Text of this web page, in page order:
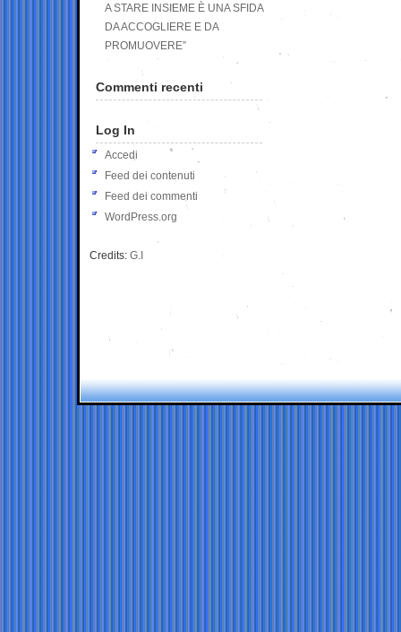
A STARE INSIEME È UNA SFIDA
DA ACCOGLIERE E DA
PROMUOVERE”
Commenti recenti
Log In
Accedi
Feed dei contenuti
Feed dei commenti
WordPress.org
Credits: G.I